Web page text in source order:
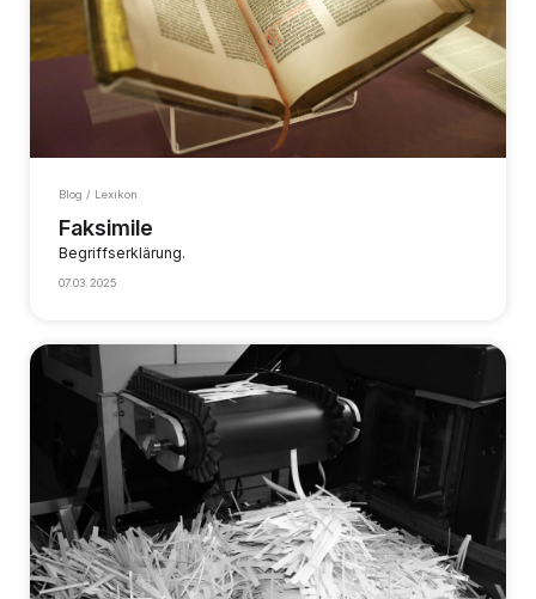
Blog / Lexikon
Faksimile
Begriffserklärung.
07.03.2025